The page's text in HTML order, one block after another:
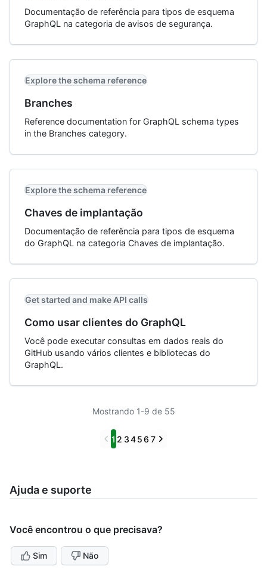
Documentação de referência para tipos de esquema
GraphQL na categoria de avisos de segurança.
Explore the schema reference
Branches
Reference documentation for GraphQL schema types
in the Branches category.
Explore the schema reference
Chaves de implantação
Documentação de referência para tipos de esquema
do GraphQL na categoria Chaves de implantação.
Get started and make API calls
Como usar clientes do GraphQL
Você pode executar consultas em dados reais do
GitHub usando vários clientes e bibliotecas do
GraphQL.
Mostrando 1-9 de 55
Previous
1 2 3456 7 Next
Ajuda e suporte
Você encontrou o que precisava?
Sim Não